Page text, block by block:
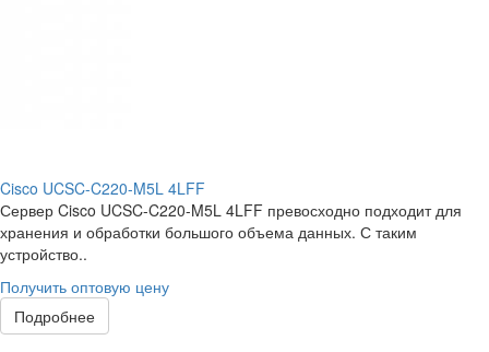
Cisco UCSC-C220-M5L 4LFF
Сервер Cisco UCSC-C220-M5L 4LFF превосходно подходит для
хранения и обработки большого объема данных. С таким
устройство..
Получить оптовую цену
Подробнее